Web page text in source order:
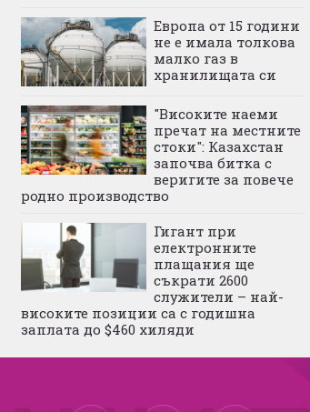
Европа от 15 години
не е имала толкова
малко газ в
хранилищата си
"Високите наеми
пречат на местните
стоки": Казахстан
започва битка с
веригите за повече
родно производство
Гигант при
електронните
плащания ще
съкрати 2600
служители – най-
високите позиции са с годишна
заплата до $460 хиляди